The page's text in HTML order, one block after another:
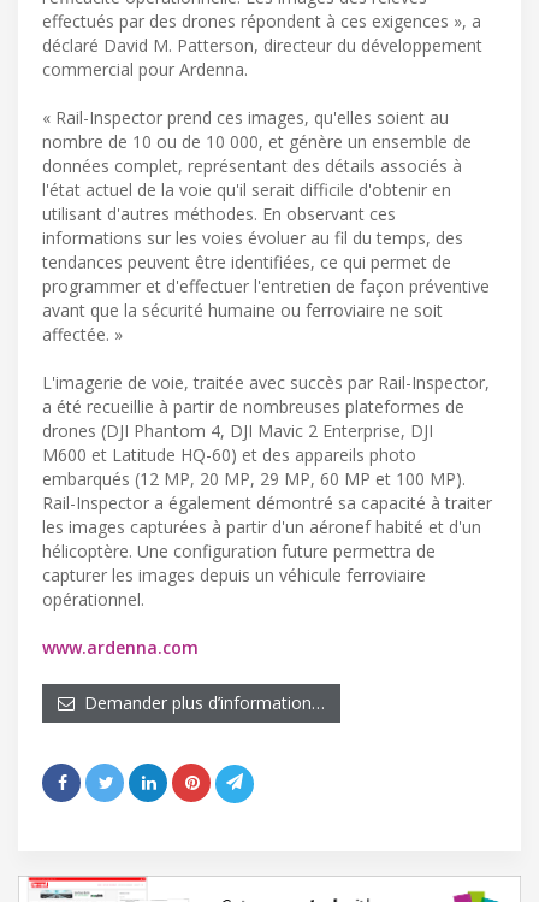
effectués par des drones répondent à ces exigences », a
déclaré David M. Patterson, directeur du développement
commercial pour Ardenna.
« Rail-Inspector prend ces images, qu'elles soient au
nombre de 10 ou de 10 000, et génère un ensemble de
données complet, représentant des détails associés à
l'état actuel de la voie qu'il serait difficile d'obtenir en
utilisant d'autres méthodes. En observant ces
informations sur les voies évoluer au fil du temps, des
tendances peuvent être identifiées, ce qui permet de
programmer et d'effectuer l'entretien de façon préventive
avant que la sécurité humaine ou ferroviaire ne soit
affectée. »
L'imagerie de voie, traitée avec succès par Rail-Inspector,
a été recueillie à partir de nombreuses plateformes de
drones (DJI Phantom 4, DJI Mavic 2 Enterprise, DJI
M600 et Latitude HQ-60) et des appareils photo
embarqués (12 MP, 20 MP, 29 MP, 60 MP et 100 MP).
Rail-Inspector a également démontré sa capacité à traiter
les images capturées à partir d'un aéronef habité et d'un
hélicoptère. Une configuration future permettra de
capturer les images depuis un véhicule ferroviaire
opérationnel.
www.ardenna.com
Demander plus d’information…